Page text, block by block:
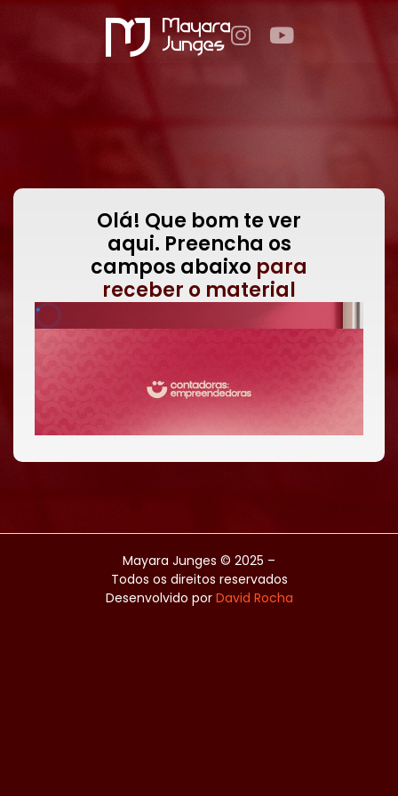
Olá! Que bom te ver
aqui. Preencha os
campos abaixo para
receber o material
Mayara Junges © 2025 –
Todos os direitos reservados
Desenvolvido por David Rocha